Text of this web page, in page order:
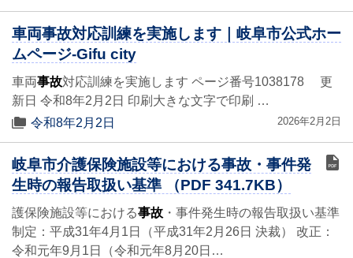
車両事故対応訓練を実施します｜岐阜市公式ホー
ムページ-Gifu city
車両事故対応訓練を実施します ページ番号1038178 更
新日 令和8年2月2日 印刷大きな文字で印刷 …
令和8年2月2日
2026年2月2日
岐阜市介護保険施設等における事故・事件発
生時の報告取扱い基準 （PDF 341.7KB）
護保険施設等における事故 ・事件発生時の報告取扱い基準
制定：平成31年4月1日（平成31年2月26日 決裁） 改正：
令和元年9月1日（令和元年8月20日…